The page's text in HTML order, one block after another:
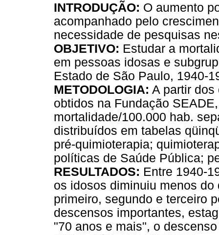
INTRODUÇÃO: O aumento
acompanhado pelo
necessidade de pesquisas
OBJETIVO: Estudar a
em pessoas idosas e
Estado de São Paulo, 1940-
METODOLOGIA: A partir
obtidos na Fundação
mortalidade/100.000 hab.
distribuídos em tabelas
pré-quimioterapia;
políticas de Saúde Pública;
RESULTADOS: Entre 1940-
os idosos diminuiu menos
primeiro, segundo e terceiro
descensos importantes,
"70 anos e mais", o